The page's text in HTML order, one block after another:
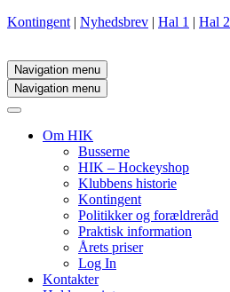
Kontingent | Nyhedsbrev | Hal 1 | Hal 2
Navigation menu
Navigation menu
Om HIK
Busserne
HIK – Hockeyshop
Klubbens historie
Kontingent
Politikker og forældreråd
Praktisk information
Årets priser
Log In
Kontakter